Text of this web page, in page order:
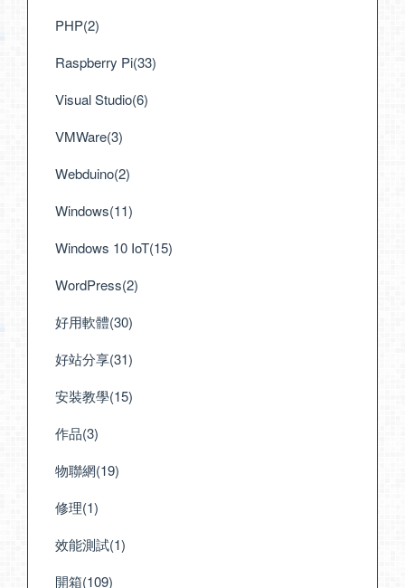
PHP(2)
Raspberry Pi(33)
Visual Studio(6)
VMWare(3)
Webduino(2)
Windows(11)
Windows 10 IoT(15)
WordPress(2)
好用軟體(30)
好站分享(31)
安裝教學(15)
作品(3)
物聯網(19)
修理(1)
效能測試(1)
開箱(109)